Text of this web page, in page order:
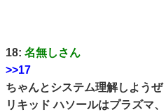
18: 名無しさん
>>17
ちゃんとシステム理解しよう
リキッド ハソールはプラズマ